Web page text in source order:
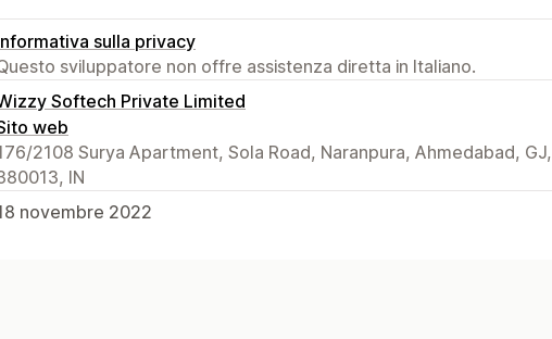
sulla privacy
sviluppatore non offre assistenza diretta in Italiano.
Softech Private Limited
web
2108 Surya Apartment, Sola Road, Naranpura, Ahmedabad, GJ,
IN
novembre 2022